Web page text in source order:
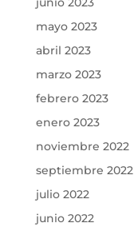
mayo 2023
abril 2023
marzo 2023
febrero 2023
enero 2023
noviembre 2022
septiembre 2022
julio 2022
junio 2022